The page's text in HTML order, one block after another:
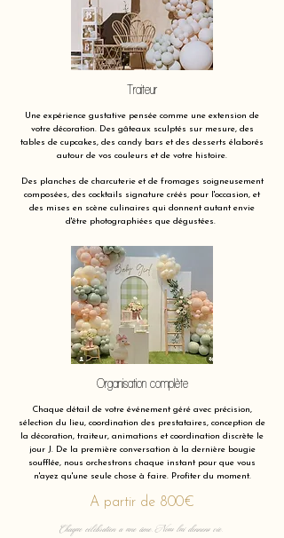
Traiteur
Une expérience gustative pensée comme une extension de
votre décoration. Des gâteaux sculptés sur mesure, des
tables de cupcakes, des candy bars et des desserts élaborés
autour de vos couleurs et de votre histoire.
Des planches de charcuterie et de fromages soigneusement
composées, des cocktails signature créés pour l'occasion, et
des mises en scène culinaires qui donnent autant envie
d'être photographiées que dégustées.
Organisation complète
Chaque détail de votre événement géré avec précision,
sélection du lieu, coordination des prestataires, conception de
la décoration, traiteur, animations et coordination discrète le
jour J. De la première conversation à la dernière bougie
soufflée, nous orchestrons chaque instant pour que vous
n'ayez qu'une seule chose à faire. Profiter du moment.
A partir de 800€
Chaque célébration a une âme. Nous lui donnons vie.